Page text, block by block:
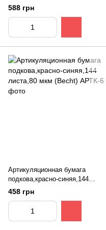
лента 20м ширина 22мм
пластиковый корпус
588 грн
Артикуляционная бумага
подкова,красно-синяя,144
листа,80 мкм (Becht)
458 грн